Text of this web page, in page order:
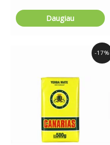
Daugiau
-17%
Price
range:
4.99€
has
multiple
variants.
The
options
may